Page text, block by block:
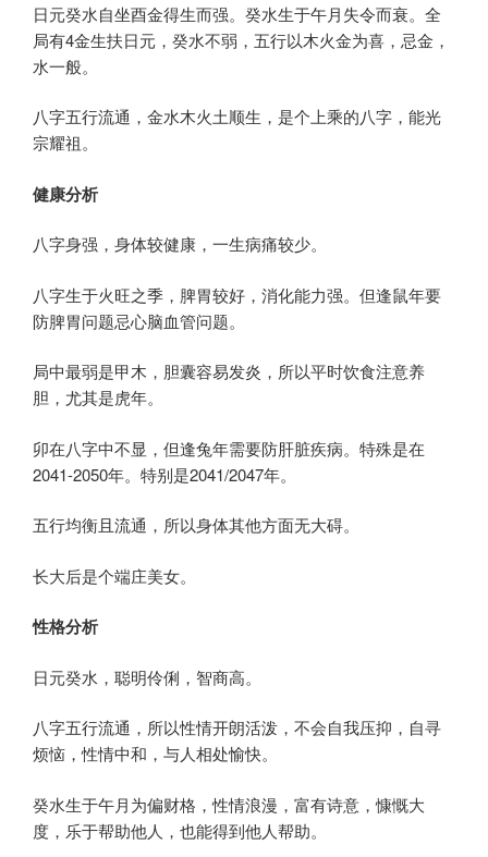
日元癸水自坐酉金得生而强。癸水生于午月失令而衰。全
局有4金生扶日元，癸水不弱，五行以木火金为喜，忌金，
水一般。
八字五行流通，金水木火土顺生，是个上乘的八字，能光
宗耀祖。
健康分析
八字身强，身体较健康，一生病痛较少。
八字生于火旺之季，脾胃较好，消化能力强。但逢鼠年要
防脾胃问题忌心脑血管问题。
局中最弱是甲木，胆囊容易发炎，所以平时饮食注意养
胆，尤其是虎年。
卯在八字中不显，但逢兔年需要防肝脏疾病。特殊是在
2041-2050年。特别是2041/2047年。
五行均衡且流通，所以身体其他方面无大碍。
长大后是个端庄美女。
性格分析
日元癸水，聪明伶俐，智商高。
八字五行流通，所以性情开朗活泼，不会自我压抑，自寻
烦恼，性情中和，与人相处愉快。
癸水生于午月为偏财格，性情浪漫，富有诗意，慷慨大
度，乐于帮助他人，也能得到他人帮助。